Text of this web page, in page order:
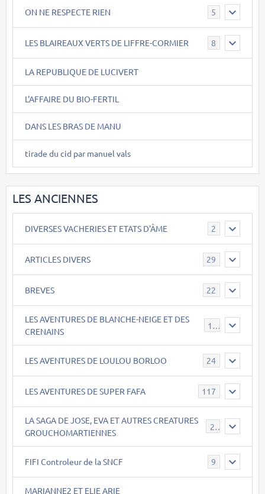
ON NE RESPECTE RIEN 5
LES BLAIREAUX VERTS DE LIFFRE-CORMIER 8
LA REPUBLIQUE DE LUCIVERT
L'AFFAIRE DU BIO-FERTIL
DANS LES BRAS DE MANU
tirade du cid par manuel vals
LES ANCIENNES
DIVERSES VACHERIES ET ETATS D'ÂME 2
ARTICLES DIVERS 29
BREVES 22
LES AVENTURES DE BLANCHE-NEIGE ET DES
CRENAINS
17
LES AVENTURES DE LOULOU BORLOO 24
LES AVENTURES DE SUPER FAFA 117
LA SAGA DE JOSE, EVA ET AUTRES CREATURES
GROUCHOMARTIENNES
26
FIFI Controleur de la SNCF 9
MARIANNE2 ET ELIE ARIE